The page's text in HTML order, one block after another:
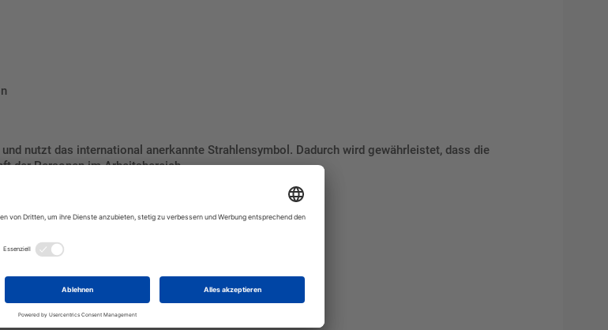
und nutzt das international anerkannte Strahlensymbol. Dadurch wird gewährleistet, dass die
der Personen im Arbeitsbereich.